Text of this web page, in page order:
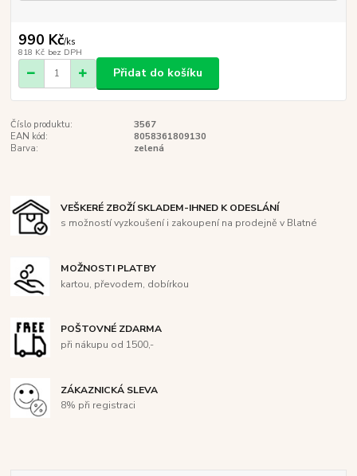
990 Kč/ks
818 Kč bez DPH
Přidat do košíku
Číslo produktu:
3567
EAN kód:
8058361809130
Barva:
zelená
VEŠKERÉ ZBOŽÍ SKLADEM-IHNED K ODESLÁNÍ
s možností vyzkoušení i zakoupení na prodejně v Blatné
MOŽNOSTI PLATBY
kartou, převodem, dobírkou
POŠTOVNÉ ZDARMA
při nákupu od 1500,-
ZÁKAZNICKÁ SLEVA
8% při registraci